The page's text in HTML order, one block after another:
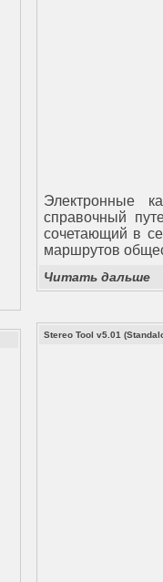
Электронные
справочный
сочетающий в
маршрутов
Читать дальше
Stereo Tool v5.01